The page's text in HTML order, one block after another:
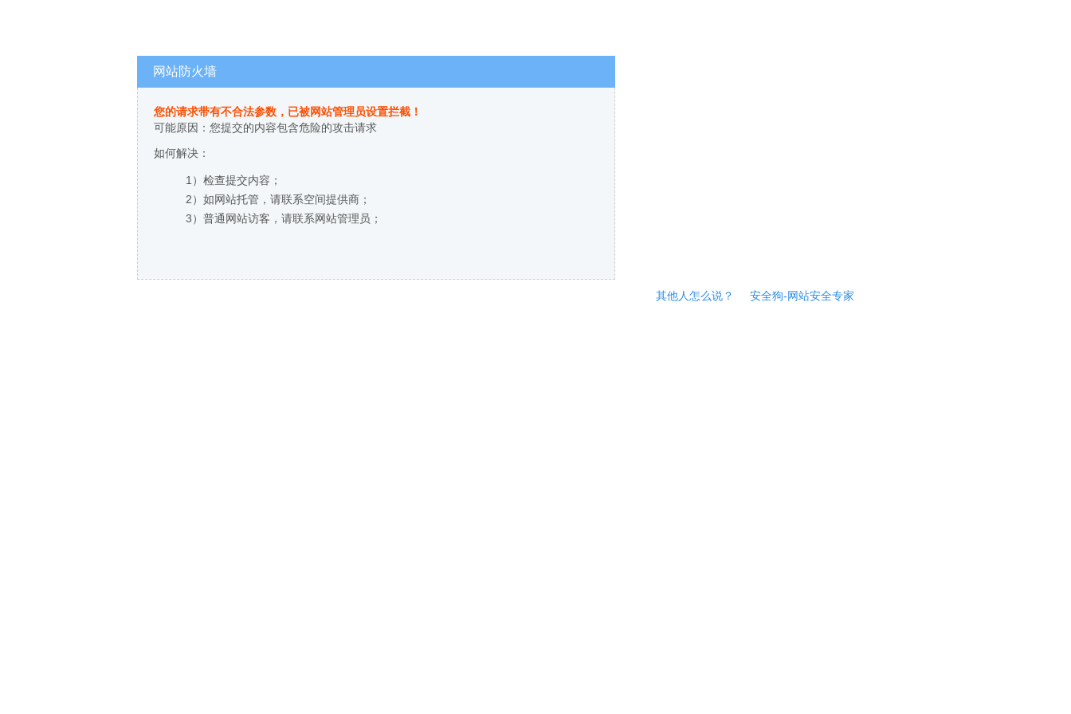
网站防火墙
您的请求带有不合法参数，已被网站管理员设置拦截！
可能原因：您提交的内容包含危险的攻击请求
如何解决：
1）检查提交内容；
2）如网站托管，请联系空间提供商；
3）普通网站访客，请联系网站管理员；
其他人怎么说？ 安全狗-网站安全专家